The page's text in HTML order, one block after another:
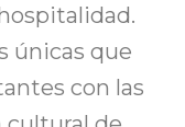
únicas que
con las